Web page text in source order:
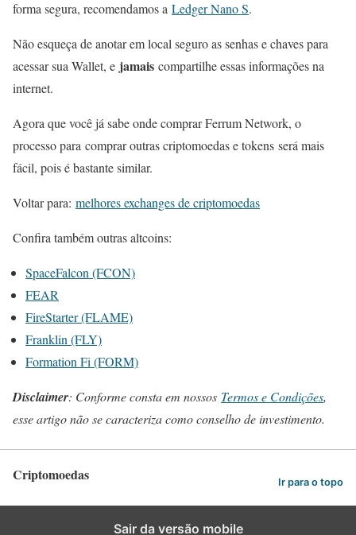
forma segura, recomendamos a Ledger Nano S.
Não esqueça de anotar em local seguro as senhas e chaves para
acessar sua Wallet, e jamais compartilhe essas informações na
internet.
Agora que você já sabe onde comprar Ferrum Network, o
processo para comprar outras criptomoedas e tokens será mais
fácil, pois é bastante similar.
Voltar para: melhores exchanges de criptomoedas
Confira também outras altcoins:
SpaceFalcon (FCON)
FEAR
FireStarter (FLAME)
Franklin (FLY)
Formation Fi (FORM)
Disclaimer: Conforme consta em nossos Termos e Condições,
esse artigo não se caracteriza como conselho de investimento.
Criptomoedas Ir para o topo
Sair da versão mobile